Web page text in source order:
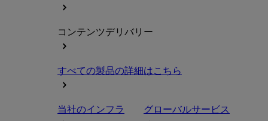
コンテンツデリバリー
すべての製品の詳細はこちら
当社のインフラ グローバルサービス